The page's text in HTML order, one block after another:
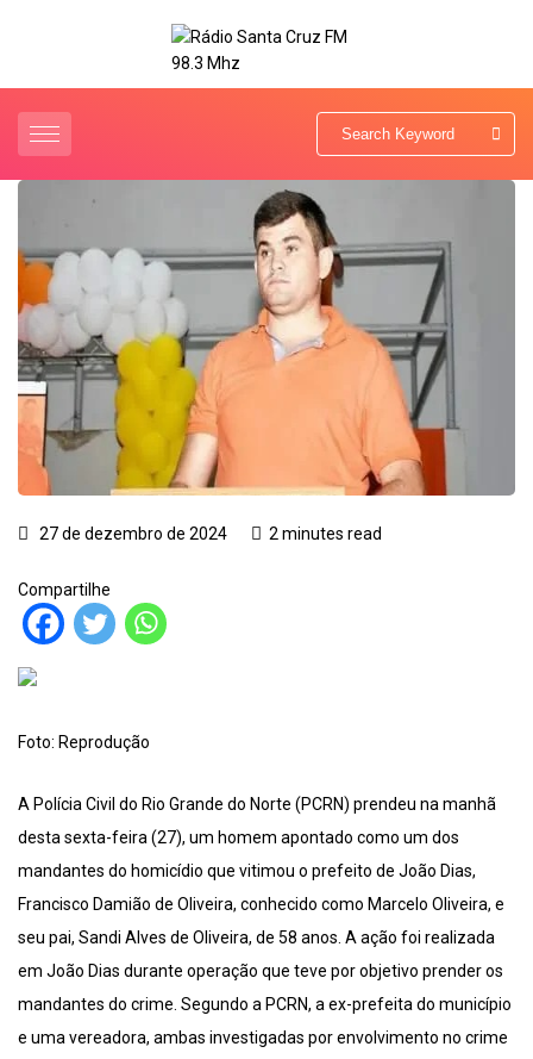
27 de dezembro de 2024 2 minutes read
Compartilhe
Foto: Reprodução
A Polícia Civil do Rio Grande do Norte (PCRN) prendeu na manhã
desta sexta-feira (27), um homem apontado como um dos
mandantes do homicídio que vitimou o prefeito de João Dias,
Francisco Damião de Oliveira, conhecido como Marcelo Oliveira, e
seu pai, Sandi Alves de Oliveira, de 58 anos. A ação foi realizada
em João Dias durante operação que teve por objetivo prender os
mandantes do crime. Segundo a PCRN, a ex-prefeita do município
e uma vereadora, ambas investigadas por envolvimento no crime